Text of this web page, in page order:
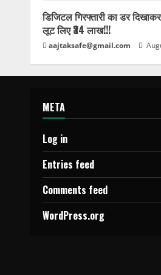
डिजिटल गिरफ्तारी का डर
लूट लिए ₹34 लाख!!!
aajtaksafe@gmail.com
META
Log in
Entries feed
Comments feed
WordPress.org